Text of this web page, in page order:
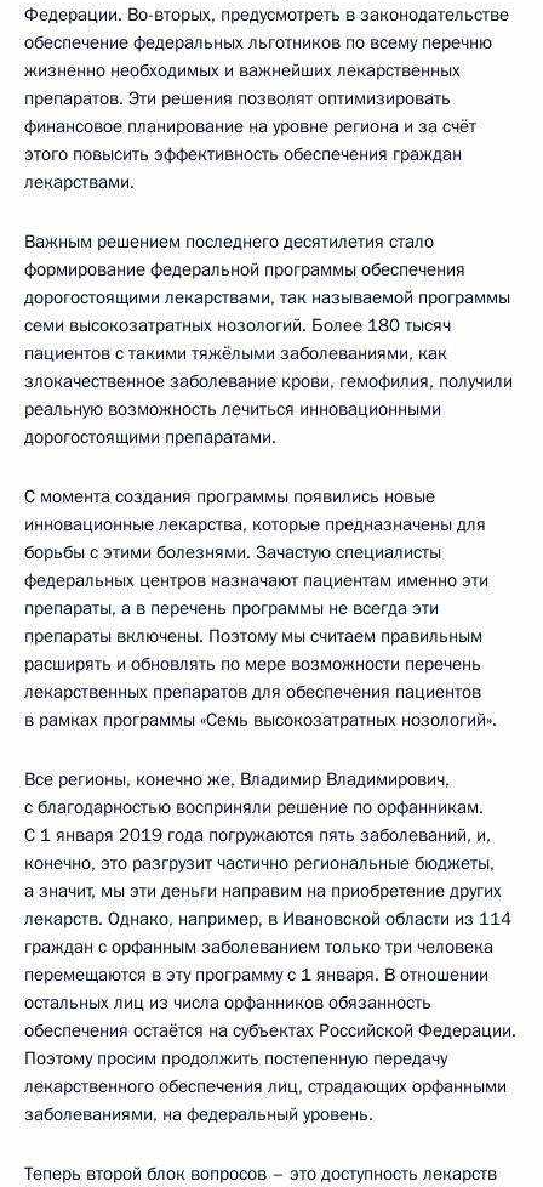
Федерации. Во-вторых, предусмотреть в законодательстве
обеспечение федеральных льготников по всему перечню
жизненно необходимых и важнейших лекарственных
препаратов. Эти решения позволят оптимизировать
финансовое планирование на уровне региона и за счёт
этого повысить эффективность обеспечения граждан
лекарствами.
Важным решением последнего десятилетия стало
формирование федеральной программы обеспечения
дорогостоящими лекарствами, так называемой программы
семи высокозатратных нозологий. Более 180 тысяч
пациентов с такими тяжёлыми заболеваниями, как
злокачественное заболевание крови, гемофилия, получили
реальную возможность лечиться инновационными
дорогостоящими препаратами.
С момента создания программы появились новые
инновационные лекарства, которые предназначены для
борьбы с этими болезнями. Зачастую специалисты
федеральных центров назначают пациентам именно эти
препараты, а в перечень программы не всегда эти
препараты включены. Поэтому мы считаем правильным
расширять и обновлять по мере возможности перечень
лекарственных препаратов для обеспечения пациентов
в рамках программы «Семь высокозатратных нозологий».
Все регионы, конечно же, Владимир Владимирович,
с благодарностью восприняли решение по орфанникам.
С 1 января 2019 года погружаются пять заболеваний, и,
конечно, это разгрузит частично региональные бюджеты,
а значит, мы эти деньги направим на приобретение других
лекарств. Однако, например, в Ивановской области из 114
граждан с орфанным заболеванием только три человека
перемещаются в эту программу с 1 января. В отношении
остальных лиц из числа орфанников обязанность
обеспечения остаётся на субъектах Российской Федерации.
Поэтому просим продолжить постепенную передачу
лекарственного обеспечения лиц, страдающих орфанными
заболеваниями, на федеральный уровень.
Теперь второй блок вопросов – это доступность лекарств